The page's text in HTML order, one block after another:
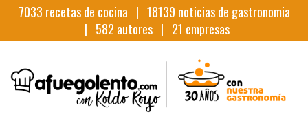
7033 recetas de cocina | 18139 noticias de gastronomia
| 582 autores | 21 empresas